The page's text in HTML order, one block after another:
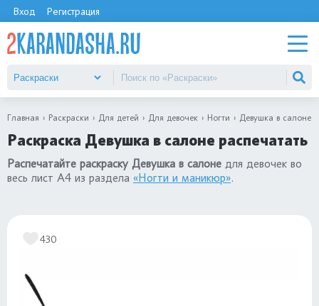
Вход Регистрация
Главная Раскраски Для детей Для девочек Ногти Девушка в салоне
Раскраска Девушка в салоне распечатать
Распечатайте раскраску Девушка в салоне для девочек во
весь лист А4 из раздела «Ногти и маникюр».
430